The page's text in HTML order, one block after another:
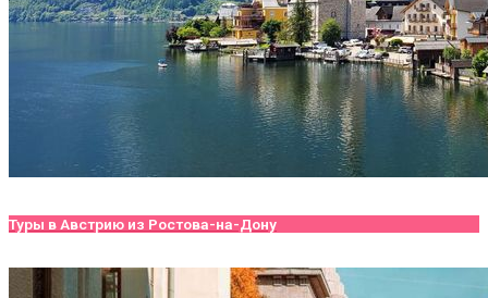
Туры в Австрию из Ростова-на-Дону